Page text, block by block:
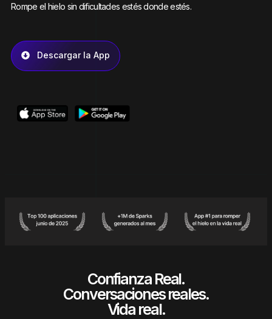
Rompe el hielo sin dificultades estés donde estés.
Descargar la App
Confianza Real.
Conversaciones reales.
Vida real.